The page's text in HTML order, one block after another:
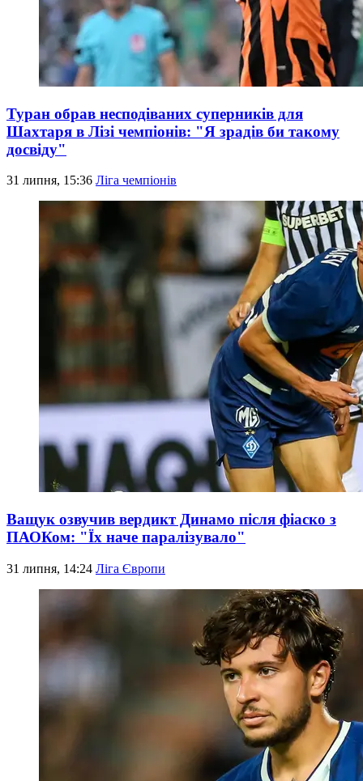
Туран обрав несподіваних суперників для
Шахтаря в Лізі чемпіонів: "Я зрадів би такому
досвіду"
31 липня, 15:36 Ліга чемпіонів
Ващук озвучив вердикт Динамо після фіаско з
ПАОКом: "Їх наче паралізувало"
31 липня, 14:24 Ліга Європи